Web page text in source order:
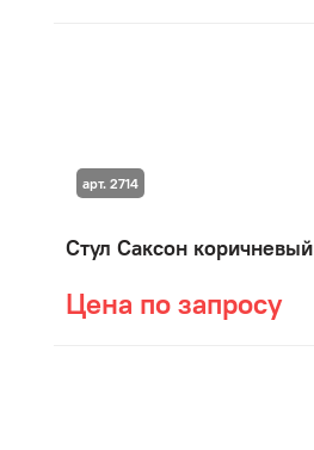
Стул Саксон коричневый
Цена по запросу
арт. 2714